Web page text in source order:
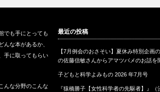
店、2013…
でも手にとっても
んな本があるか、
手に取ってもらい
んな分野のこんな
最近の投稿
【7月例会のおさそい】夏休み特別企画
の佐藤信敏さんからアマツバメのお話を
子どもと科学よみもの 2026 年7月号
『猿橋勝子【女性科学者の先駆者】』（